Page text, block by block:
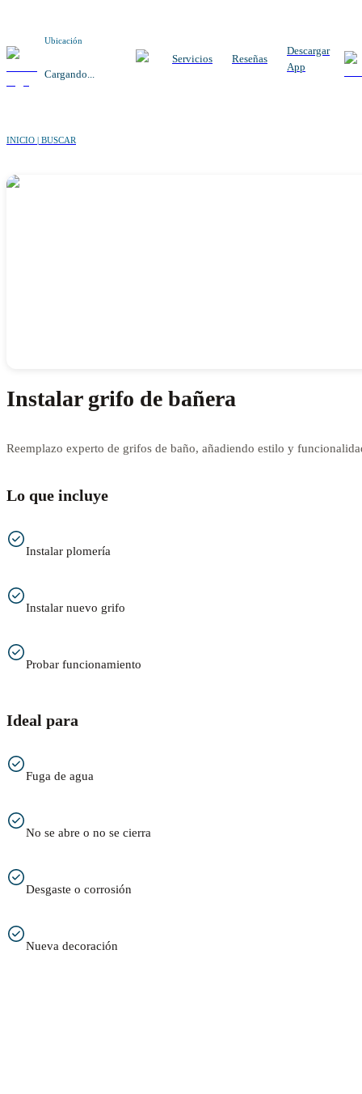
Ubicación
Cargando...
Servicios Reseñas
Descargar
App
INICIO | BUSCAR
Instalar grifo de bañera
Reemplazo experto de grifos de baño, añadiendo estilo y
Lo que incluye
Instalar plomería
Instalar nuevo grifo
Probar funcionamiento
Ideal para
Fuga de agua
No se abre o no se cierra
Desgaste o corrosión
Nueva decoración